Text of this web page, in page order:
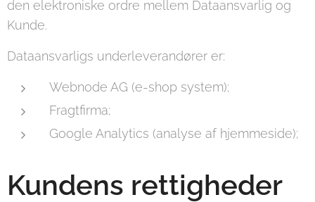
den elektroniske ordre mellem Dataansvarlig og
Kunde.
Dataansvarligs underleverandører er:
Webnode AG (e-shop system);
Fragtfirma;
Google Analytics (analyse af hjemmeside);
Kundens rettigheder